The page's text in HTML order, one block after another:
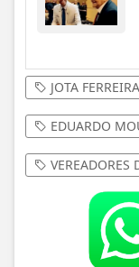
JOTA FERREIRA
EDUARDO
VEREADORES